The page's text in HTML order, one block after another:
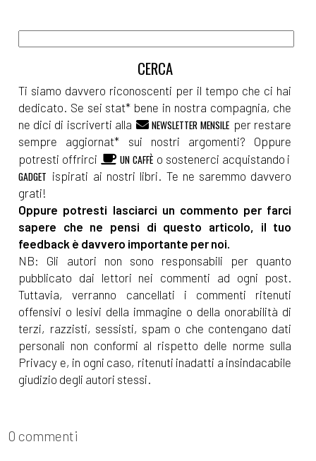
Ti siamo davvero riconoscenti per il tempo che ci hai
dedicato. Se sei stat* bene in nostra compagnia, che
ne dici di iscriverti alla
NEWSLETTER MENSILE per restare
sempre aggiornat* sui nostri argomenti? Oppure
potresti offrirci
UN CAFFÈ o sostenerci acquistando i
GADGET ispirati ai nostri libri. Te ne saremmo davvero
grati!
Oppure potresti lasciarci un commento per farci
sapere che ne pensi di questo articolo, il tuo
feedback è davvero importante per noi.
NB: Gli autori non sono responsabili per quanto
pubblicato dai lettori nei commenti ad ogni post.
Tuttavia, verranno cancellati i commenti ritenuti
offensivi o lesivi della immagine o della onorabilità di
terzi, razzisti, sessisti, spam o che contengano dati
personali non conformi al rispetto delle norme sulla
Privacy e, in ogni caso, ritenuti inadatti a insindacabile
giudizio degli autori stessi.
0 commenti